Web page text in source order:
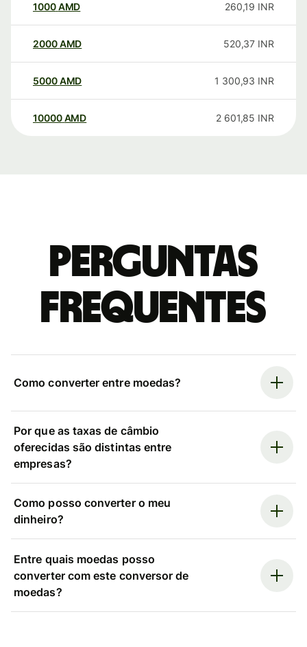
1000AMD 260,19 INR
2000AMD 520,37 INR
5000AMD 1 300,93 INR
10000 AMD 2 601,85 INR
Perguntas
frequentes
Como converter entre moedas?
Por que as taxas de câmbio
oferecidas são distintas entre
empresas?
Como posso converter o meu
dinheiro?
Entre quais moedas posso
converter com este conversor de
moedas?